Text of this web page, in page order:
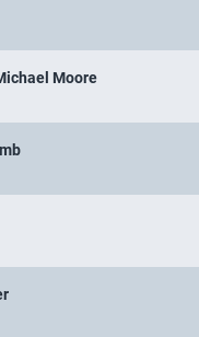
Moore